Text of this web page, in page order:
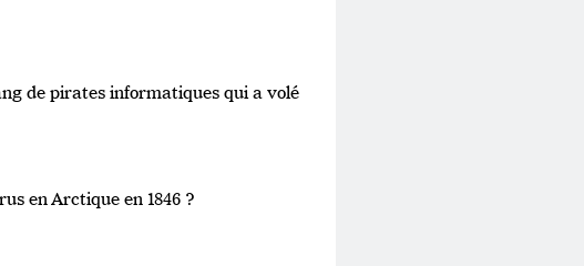
de pirates informatiques qui a volé
en Arctique en 1846 ?